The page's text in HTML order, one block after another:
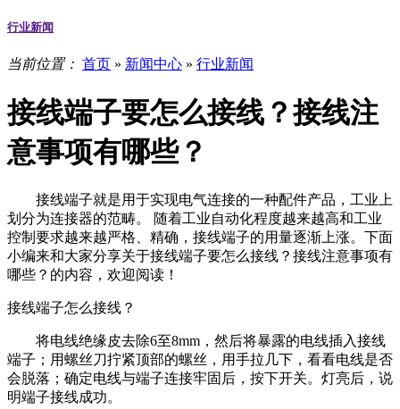
行业新闻
当前位置： 首页 » 新闻中心 » 行业新闻
接线端子要怎么接线？接线注
意事项有哪些？
接线端子就是用于实现电气连接的一种配件产品，工业上
划分为连接器的范畴。 随着工业自动化程度越来越高和工业
控制要求越来越严格、精确，接线端子的用量逐渐上涨。下面
小编来和大家分享关于接线端子要怎么接线？接线注意事项有
哪些？的内容，欢迎阅读！
接线端子怎么接线？
将电线绝缘皮去除6至8mm，然后将暴露的电线插入接线
端子；用螺丝刀拧紧顶部的螺丝，用手拉几下，看看电线是否
会脱落；确定电线与端子连接牢固后，按下开关。灯亮后，说
明端子接线成功。